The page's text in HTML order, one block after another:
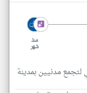
منذ
شهر
مدنيين بمدينة